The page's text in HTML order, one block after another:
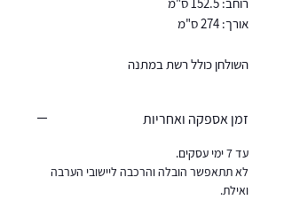
אורך: 274 ס"מ
השולחן כולל רשת במתנה
זמן אספקה ואחריות
עד 7 ימי עסקים.
לא תתאפשר הובלה והרכבה ליישובי הערבה
ואילת.